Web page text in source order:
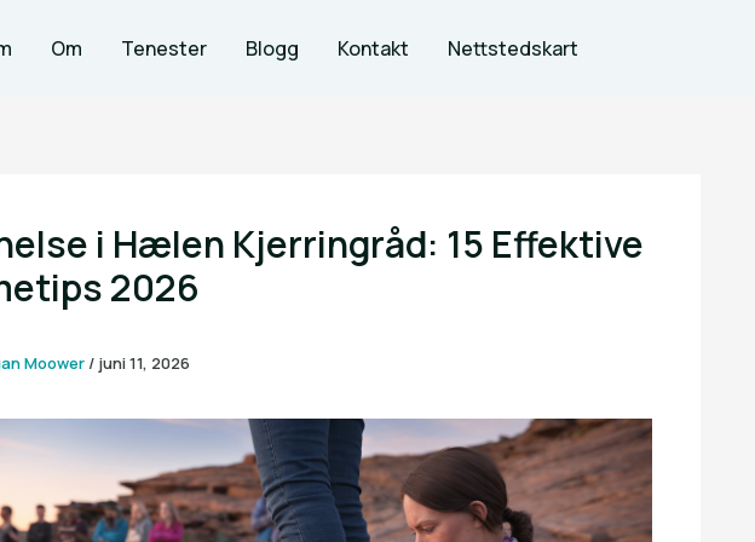
Om Tenester Blogg Kontakt Nettstedskart
i Hælen Kjerringråd: 15 Effektive
2026
Moower / juni 11, 2026